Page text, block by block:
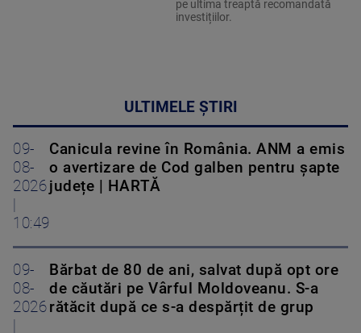
pe ultima treaptă recomandată
investițiilor.
ULTIMELE ȘTIRI
09-
08-
2026
10:49
Canicula revine în România. ANM a emis
o avertizare de Cod galben pentru șapte
județe | HARTĂ
09-
08-
2026
Bărbat de 80 de ani, salvat după opt ore
de căutări pe Vârful Moldoveanu. S-a
rătăcit după ce s-a despărțit de grup